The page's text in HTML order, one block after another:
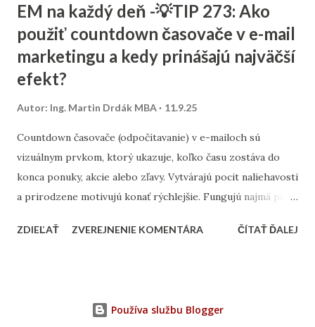
osloviť zákazníkov z celého Slovenska alebo len z vášho
mesta? Výskum kľúčových slov – zistite, čo ľudia hľadajú.
Namiesto všeobecných výrazov typu „kaviareň“ skúste
„kaviareň Bratislava Staré Mesto“ alebo „zdravé obedy
firmy vo vašom segmente. ➡️ Viac sa tejto téme venujeme v
článku: „Ako nájsť správne kľúčové slová pre malé firmy“ 2.
On-page SEO (čo viete spraviť priamo na webe) Tu ide o
úpravu obsahu a technických prvko...
EM na každý deň -💡TIP 273: Ako
použiť countdown časovače v e-mail
marketingu a kedy prinášajú najväčší
efekt?
Autor: Ing. Martin Drdák MBA 11.9.25
Countdown časovače (odpočítavanie) v e-mailoch sú
vizuálnym prvkom, ktorý ukazuje, koľko času zostáva do
konca ponuky, akcie alebo zľavy. Vytvárajú pocit naliehavosti
a prirodzene motivujú konať rýchlejšie. Fungujú najmä pri
doručení do Vianoc alebo posledných hodinách platnosti
to-action), teda pri tlačidle na nákup alebo registráciu.
ZDIEĽAŤ ZVEREJNENIE KOMENTÁRA ČÍTAŤ ĎALEJ
Používa službu Blogger